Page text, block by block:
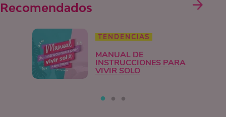
Recomendados
TENDENCIAS
MANUAL DE
INSTRUCCIONES PARA
VIVIR SOLO